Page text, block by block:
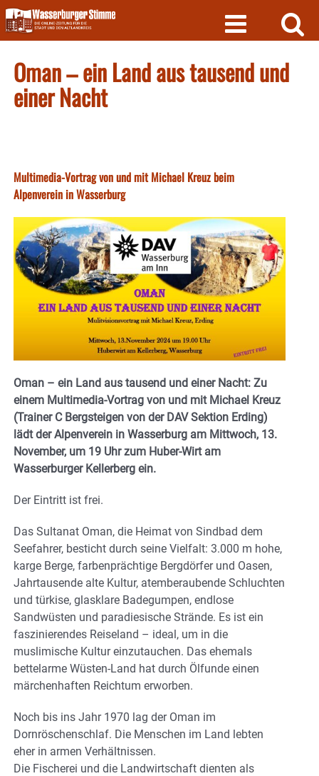
Skip
to
content
Oman – ein Land aus tausend und
einer Nacht
Multimedia-Vortrag von und mit Michael Kreuz beim
Alpenverein in Wasserburg
Oman – ein Land aus tausend und einer Nacht: Zu
einem Multimedia-Vortrag von und mit Michael Kreuz
(Trainer C Bergsteigen von der DAV Sektion Erding)
lädt der Alpenverein in Wasserburg am Mittwoch, 13.
November, um 19 Uhr zum Huber-Wirt am
Wasserburger Kellerberg ein.
Der Eintritt ist frei.
Das Sultanat Oman, die Heimat von Sindbad dem
Seefahrer, besticht durch seine Vielfalt: 3.000 m hohe,
karge Berge, farbenprächtige Bergdörfer und Oasen,
Jahrtausende alte Kultur, atemberaubende Schluchten
und türkise, glasklare Badegumpen, endlose
Sandwüsten und paradiesische Strände. Es ist ein
faszinierendes Reiseland – ideal, um in die
muslimische Kultur einzutauchen. Das ehemals
bettelarme Wüsten-Land hat durch Ölfunde einen
märchenhaften Reichtum erworben.
Noch bis ins Jahr 1970 lag der Oman im
Dornröschenschlaf. Die Menschen im Land lebten
eher in armen Verhältnissen.
Die Fischerei und die Landwirtschaft dienten als